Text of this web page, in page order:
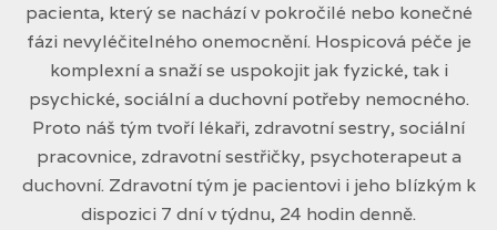
pacienta, který se nachází v pokročilé nebo konečné
fázi nevyléčitelného onemocnění. Hospicová péče je
komplexní a snaží se uspokojit jak fyzické, tak i
psychické, sociální a duchovní potřeby nemocného.
Proto náš tým tvoří lékaři, zdravotní sestry, sociální
pracovnice, zdravotní sestřičky, psychoterapeut a
duchovní. Zdravotní tým je pacientovi i jeho blízkým k
dispozici 7 dní v týdnu, 24 hodin denně.